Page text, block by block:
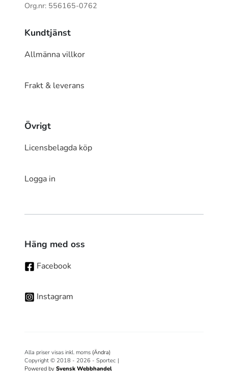
Org.nr: 556165-0762
Kundtjänst
Allmänna villkor
Frakt & leverans
Övrigt
Licensbelagda köp
Logga in
Häng med oss
Facebook
Instagram
Alla priser visas inkl. moms (Ändra)
Copyright © 2018 - 2026 - Sportec |
Powered by Svensk Webbhandel